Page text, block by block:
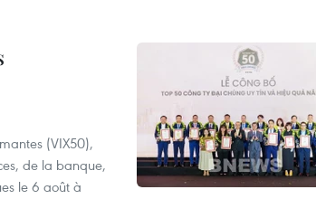
(VIX50),
de la banque,
le 6 août à